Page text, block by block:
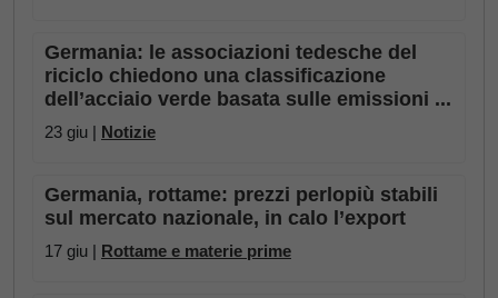
Germania: le associazioni tedesche del
riciclo chiedono una classificazione
dell’acciaio verde basata sulle emissioni ...
23 giu | Notizie
Germania, rottame: prezzi perlopiù stabili
sul mercato nazionale, in calo l’export
17 giu | Rottame e materie prime